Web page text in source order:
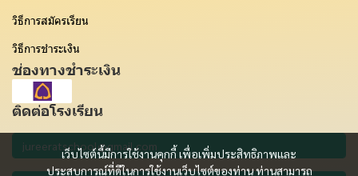
เว็บไซต์นี้มีการใช้งานคุกกี้ เพื่อเพิ่มประสิทธิภาพและ
ประสบการณ์ที่ดีในการใช้งานเว็บไซต์ของท่าน ท่านสามารถ
วิธีการสมัครเรียน
วิธีการชำระเงิน
ช่องทางชำระเงิน
ติดต่อโรงเรียน